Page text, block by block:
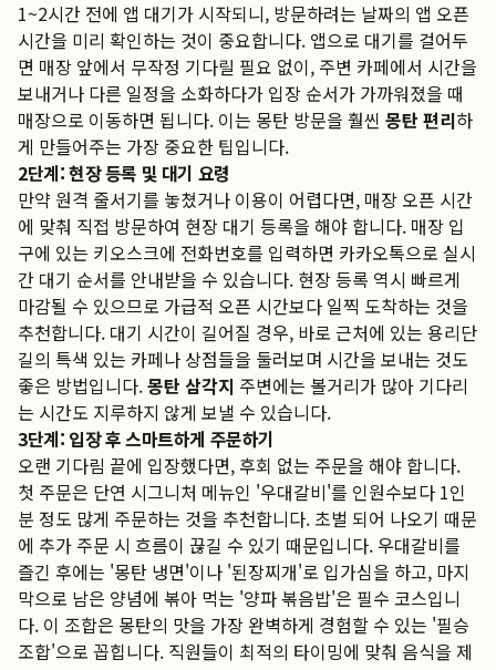
1~2시간 전에 앱 대기가 시작되니, 방문하려는 날짜의 앱 오픈
시간을 미리 확인하는 것이 중요합니다. 앱으로 대기를 걸어두
면 매장 앞에서 무작정 기다릴 필요 없이, 주변 카페에서 시간을
보내거나 다른 일정을 소화하다가 입장 순서가 가까워졌을 때
매장으로 이동하면 됩니다. 이는 몽탄 방문을 훨씬 몽탄 편리하
게 만들어주는 가장 중요한 팁입니다.
2단계: 현장 등록 및 대기 요령
만약 원격 줄서기를 놓쳤거나 이용이 어렵다면, 매장 오픈 시간
에 맞춰 직접 방문하여 현장 대기 등록을 해야 합니다. 매장 입
구에 있는 키오스크에 전화번호를 입력하면 카카오톡으로 실시
간 대기 순서를 안내받을 수 있습니다. 현장 등록 역시 빠르게
마감될 수 있으므로 가급적 오픈 시간보다 일찍 도착하는 것을
추천합니다. 대기 시간이 길어질 경우, 바로 근처에 있는 용리단
길의 특색 있는 카페나 상점들을 둘러보며 시간을 보내는 것도
좋은 방법입니다.몽탄 삼각지 주변에는 볼거리가 많아 기다리
는 시간도 지루하지 않게 보낼 수 있습니다.
3단계: 입장 후 스마트하게 주문하기
오랜 기다림 끝에 입장했다면, 후회 없는 주문을 해야 합니다.
첫 주문은 단연 시그니처 메뉴인 '우대갈비'를 인원수보다 1인
분 정도 많게 주문하는 것을 추천합니다. 초벌 되어 나오기 때문
에 추가 주문 시 흐름이 끊길 수 있기 때문입니다. 우대갈비를
즐긴 후에는 '몽탄 냉면'이나 '된장찌개'로 입가심을 하고, 마지
막으로 남은 양념에 볶아 먹는 '양파 볶음밥'은 필수 코스입니
다. 이 조합은 몽탄의 맛을 가장 완벽하게 경험할 수 있는 '필승
조합'으로 꼽힙니다. 직원들이 최적의 타이밍에 맞춰 음식을 제